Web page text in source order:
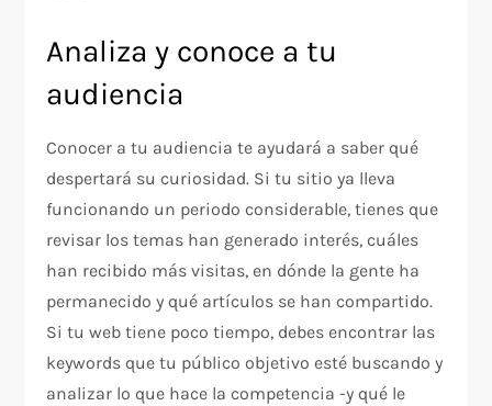
Analiza y conoce a tu
audiencia
Conocer a tu audiencia te ayudará a saber qué
despertará su curiosidad. Si tu sitio ya lleva
funcionando un periodo considerable, tienes que
revisar los temas han generado interés, cuáles
han recibido más visitas, en dónde la gente ha
permanecido y qué artículos se han compartido.
Si tu web tiene poco tiempo, debes encontrar las
keywords que tu público objetivo esté buscando y
analizar lo que hace la competencia -y qué le